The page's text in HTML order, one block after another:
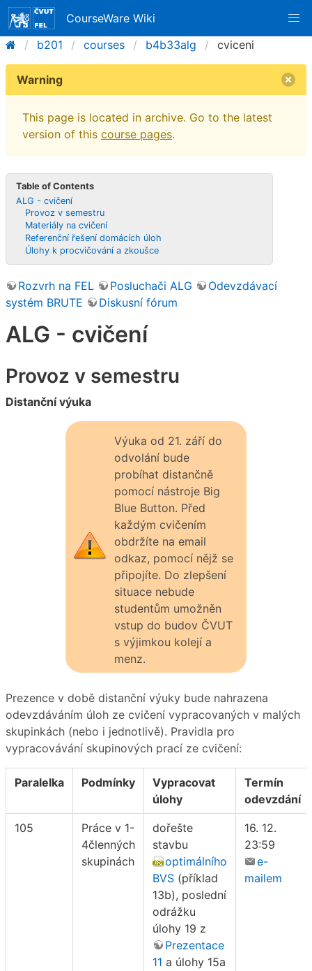
CourseWare Wiki
b201
courses b4b33alg cviceni
Warning
This page is located in archive. Go to the latest
version of this course pages.
Table of Contents
ALG - cvičení
Provoz v semestru
Materiály na cvičení
Referenční řešení domácích úloh
Úlohy k procvičování a zkoušce
Rozvrh na FEL Posluchači ALG
Odevzdávací
systém BRUTE
Diskusní fórum
ALG - cvičení
Provoz v semestru
Distanční výuka
Výuka od 21. září do
odvolání bude
probíhat distančně
pomocí nástroje Big
Blue Button. Před
každým cvičením
obdržíte na email
odkaz, pomocí nějž se
připojíte. Do zlepšení
situace nebude
studentům umožněn
vstup do budov ČVUT
s výjimkou kolejí a
menz.
Prezence v době distanční výuky bude nahrazena
odevzdáváním úloh ze cvičení vypracovaných v malých
skupinkách (nebo i jednotlivě). Pravidla pro
vypracovávání skupinových prací ze cvičení:
Paralelka Podmínky
Vypracovat
úlohy
Termín
odevzdání
105
Práce v 1-
4členných
skupinách
dořešte
stavbu
optimálního
BVS (příklad
13b), poslední
odrážku
úlohy 19 z
Prezentace
11 a úlohy 15a
16. 12.
23:59
e-
mailem